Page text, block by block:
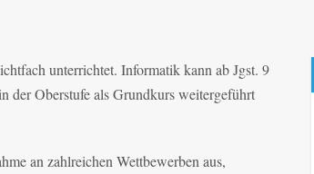
unterrichtet. Informatik kann ab Jgst. 9
der Oberstufe als Grundkurs weitergeführt
an zahlreichen Wettbewerben aus,